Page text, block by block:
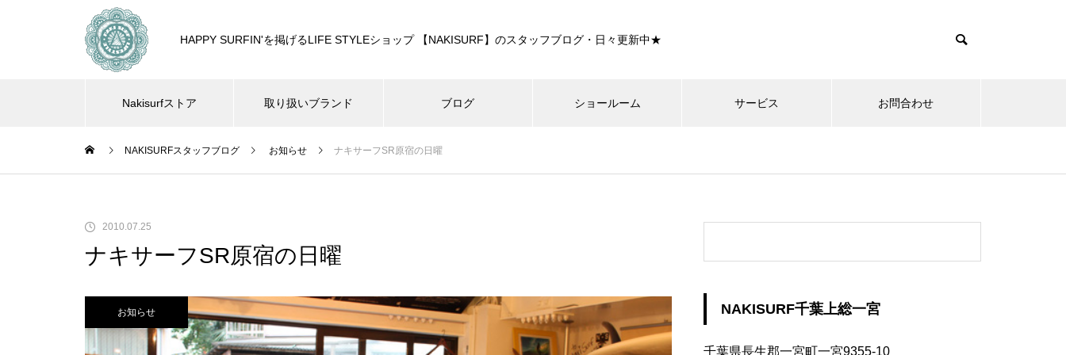
HAPPY SURFIN'を掲げるLIFE STYLEショップ 【NAKISURF】のスタッフブログ・日々更新中★
Nakisurfストア 取り扱いブランド ブログ ショールーム サービス お問合わせ
NAKISURFスタッフブログ お知らせ ナキサーフSR原宿の日曜
2010.07.25
ナキサーフSR原宿の日曜
お知らせ NAKISURF千葉上総一宮
千葉県長生郡一宮町一宮9355-10